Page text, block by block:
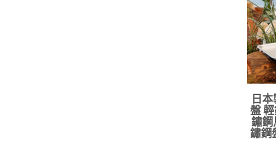
日
盤
鏽鋼
鏽鋼